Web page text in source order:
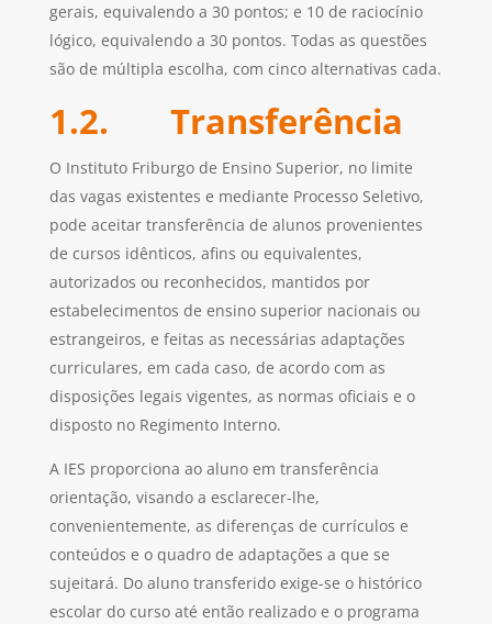
gerais, equivalendo a 30 pontos; e 10 de raciocínio
lógico, equivalendo a 30 pontos. Todas as questões
são de múltipla escolha, com cinco alternativas cada.
1.2. Transferência
O Instituto Friburgo de Ensino Superior, no limite
das vagas existentes e mediante Processo Seletivo,
pode aceitar transferência de alunos provenientes
de cursos idênticos, afins ou equivalentes,
autorizados ou reconhecidos, mantidos por
estabelecimentos de ensino superior nacionais ou
estrangeiros, e feitas as necessárias adaptações
curriculares, em cada caso, de acordo com as
disposições legais vigentes, as normas oficiais e o
disposto no Regimento Interno.
A IES proporciona ao aluno em transferência
orientação, visando a esclarecer-lhe,
convenientemente, as diferenças de currículos e
conteúdos e o quadro de adaptações a que se
sujeitará. Do aluno transferido exige-se o histórico
escolar do curso até então realizado e o programa